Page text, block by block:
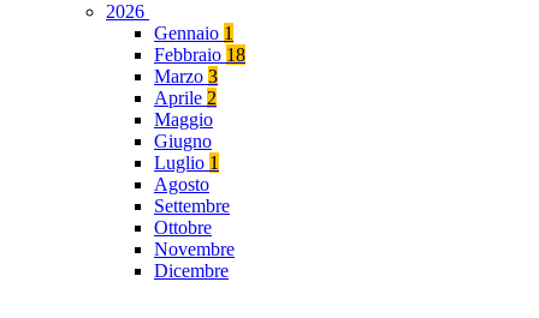
2026
Gennaio 1
Febbraio 18
Marzo 3
Aprile 2
Maggio
Giugno
Luglio 1
Agosto
Settembre
Ottobre
Novembre
Dicembre